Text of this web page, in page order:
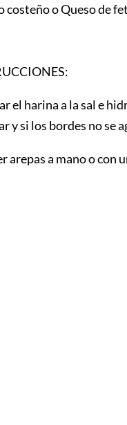
costeño o Queso de
el harina a la sal e
y si los bordes no se
arepas a mano o